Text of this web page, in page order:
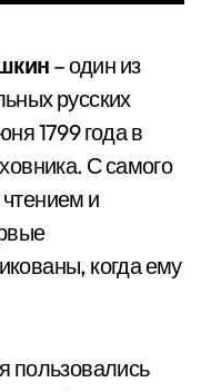
– один из
русских
1799 года в
С самого
и
когда ему
пользовались